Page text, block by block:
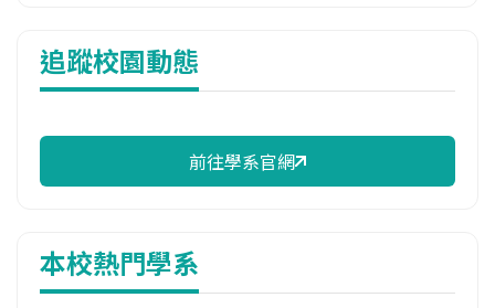
13,073 元/學期
114年註冊率
113學年度上學期
113學年度下學期
2
追蹤校園動態
前往學系官網
本校熱門學系